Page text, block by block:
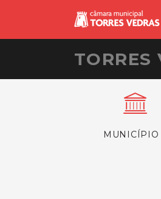
TORRES
MUNICÍPIO